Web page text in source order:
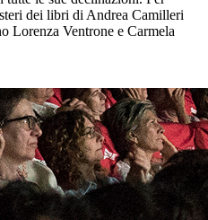
dei libri di Andrea Camilleri
Lorenza Ventrone e Carmela